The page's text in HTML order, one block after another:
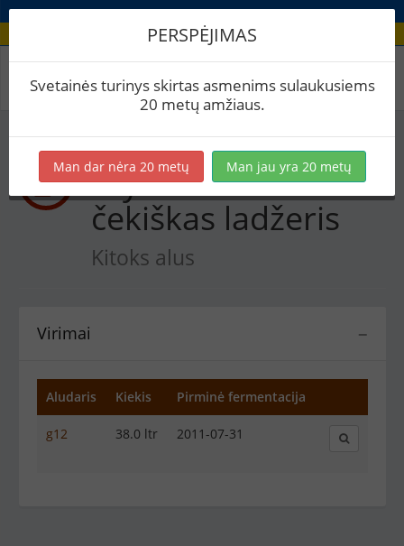
Recepto virimai
Tryliktos dienos
čekiškas ladžeris
Kitoks alus
−
Virimai
Aludaris Kiekis Pirminė fermentacija
g12 38.0 ltr 2011-07-31
PERSPĖJIMAS
Svetainės turinys skirtas asmenims sulaukusiems
20 metų amžiaus.
Man dar nėra 20 metų Man jau yra 20 metų